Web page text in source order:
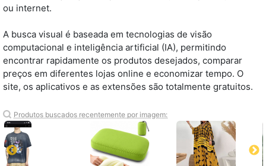
ou internet.
A busca visual é baseada em tecnologias de visão
computacional e inteligência artificial (IA), permitindo
encontrar rapidamente os produtos desejados, comparar
preços em diferentes lojas online e economizar tempo. O
site, os aplicativos e as extensões são totalmente gratuitos.
Produtos buscados recentemente por imagem: